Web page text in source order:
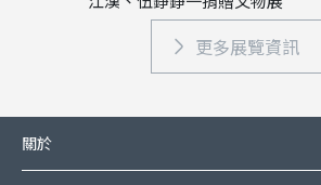
更多展覽資訊
頁尾選單
關於